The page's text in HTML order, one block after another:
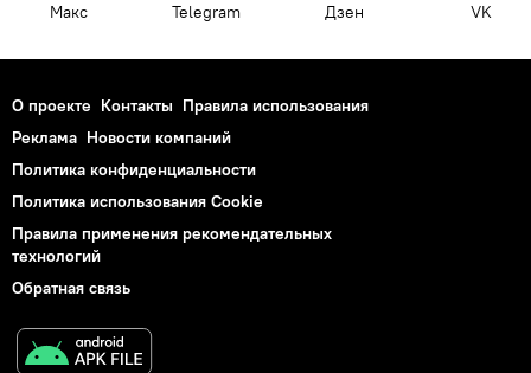
Макс Telegram Дзен VK
О проекте Контакты Правила использования
Реклама Новости компаний
Политика конфиденциальности
Политика использования Cookie
Правила применения рекомендательных
технологий
Обратная связь